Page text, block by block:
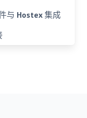
与 Hostex 集成